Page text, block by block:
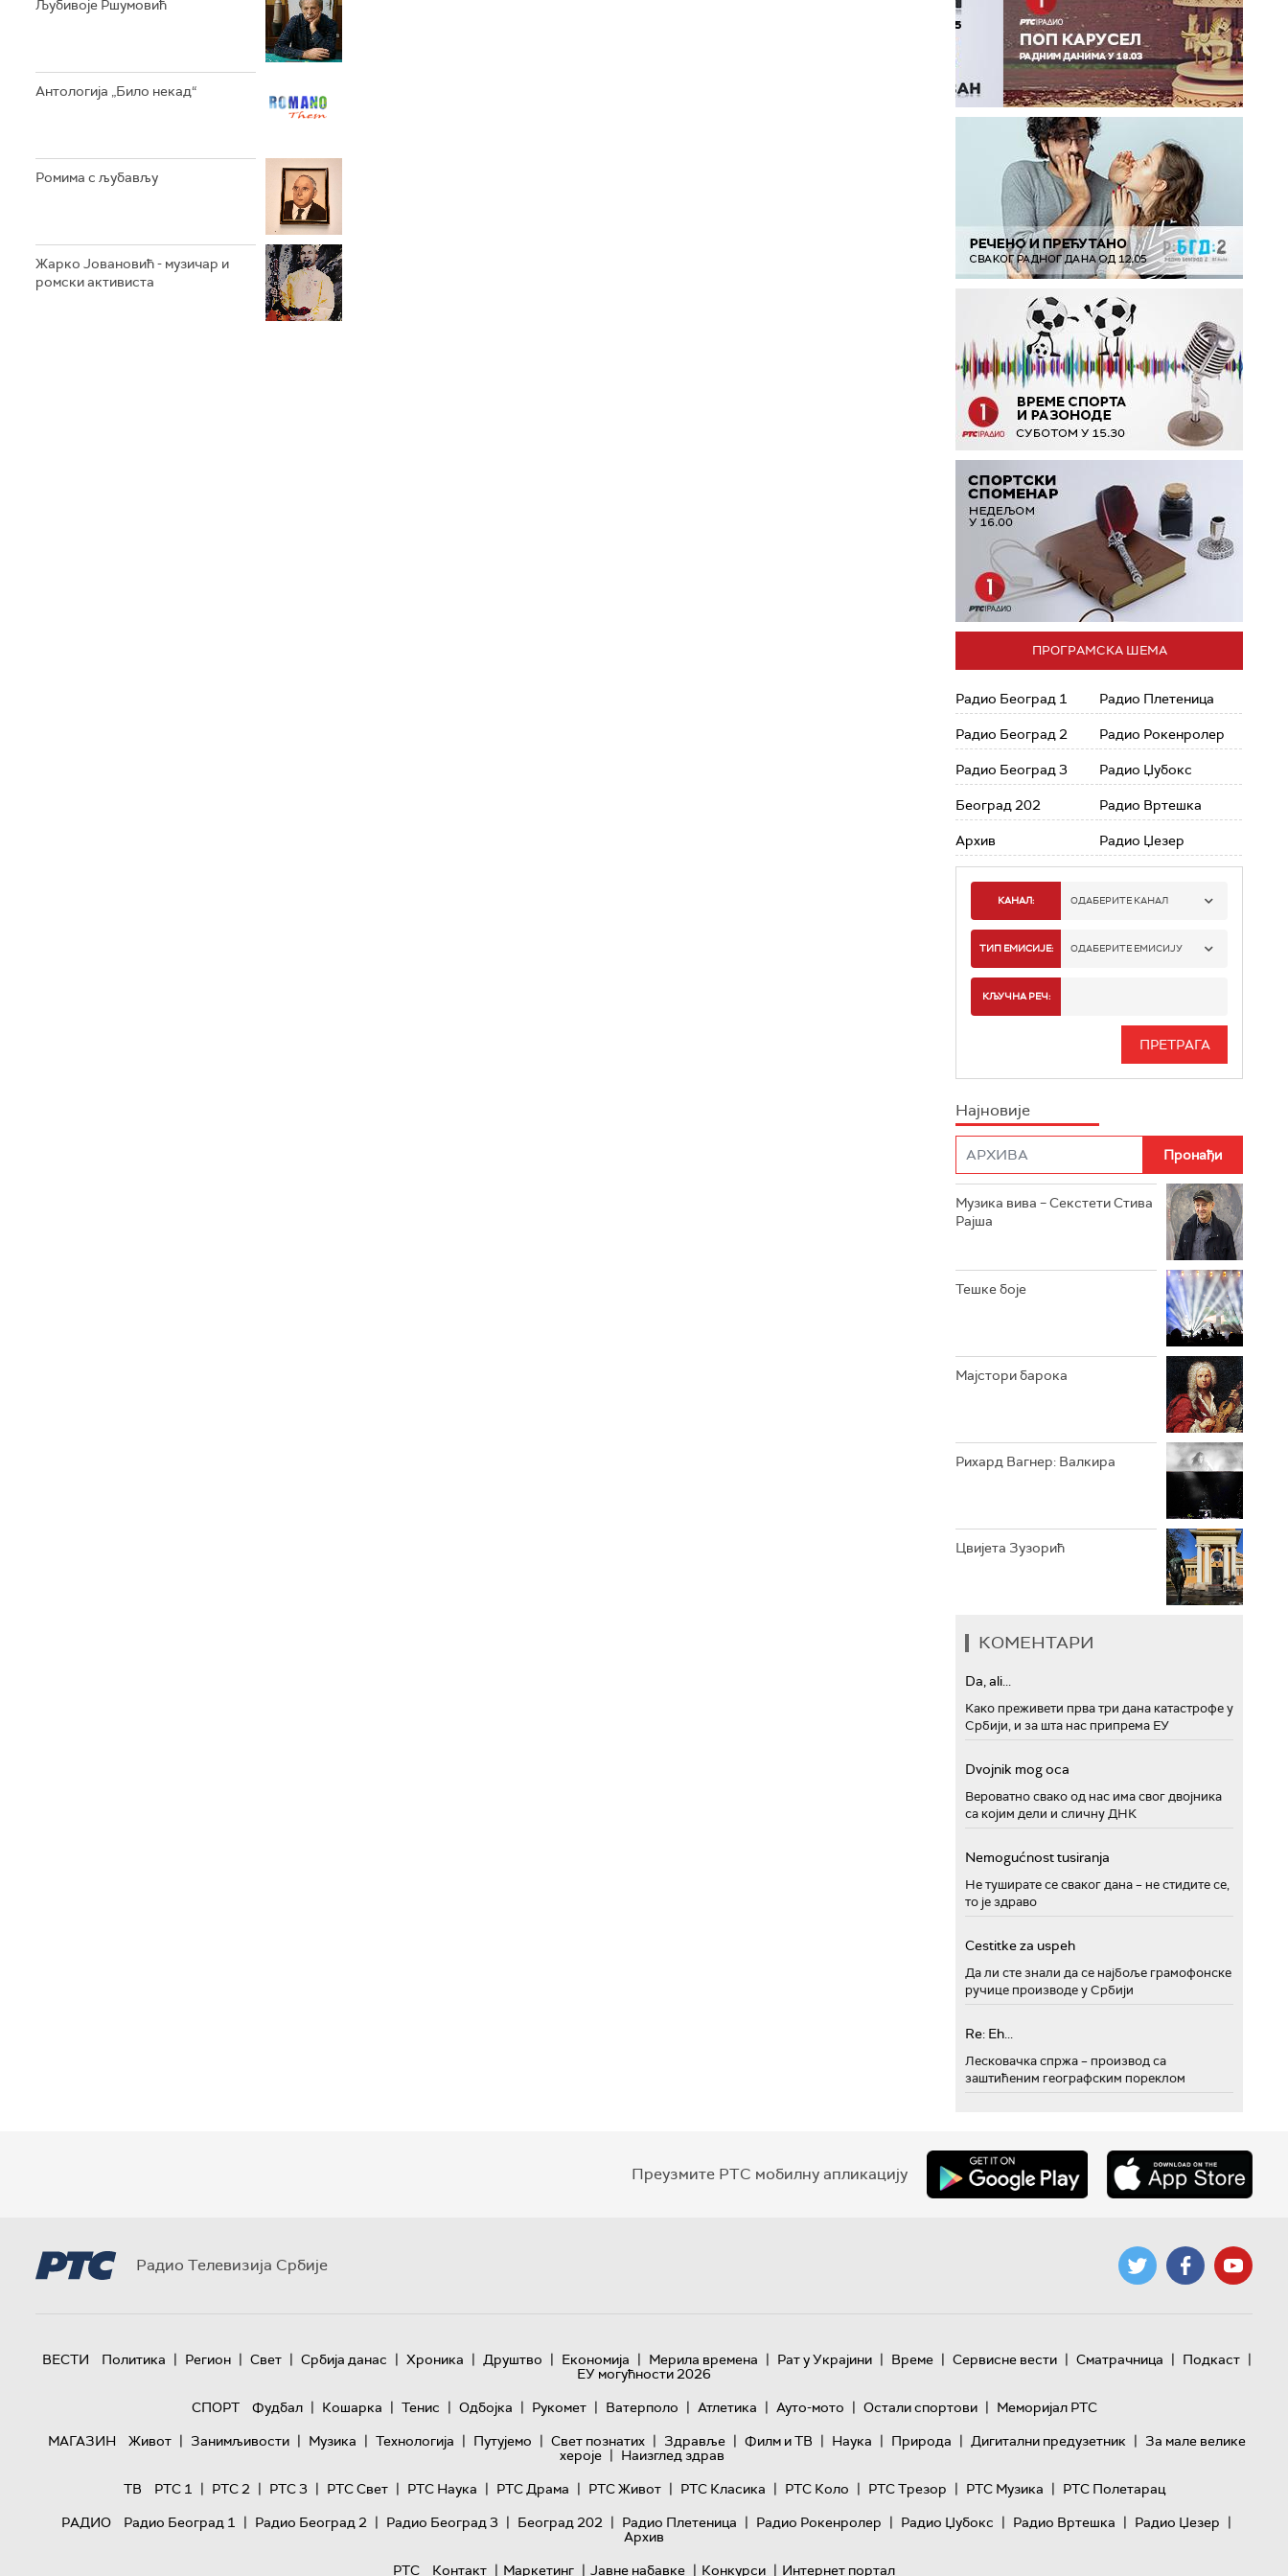
Љубивоје Ршумовић
Антологија „Било некад“
Ромима с љубављу
Жарко Јовановић - музичар и
ромски активиста
ПРОГРАМСКА ШЕМА
Радио Београд 1
Радио Београд 2
Радио Београд 3
Београд 202
Архив
Радио Плетеница
Радио Рокенролер
Радио Џубокс
Радио Вртешка
Радио Џезер
КАНАЛ: ОДАБЕРИТЕ КАНАЛ
РАДИО БЕОГРАД 1
РАДИО БЕОГРАД 3
РАДИО РОКЕНРОЛЕР
РАДИО ЏУБОКС
РАДИО ВРТЕШКА
РАДИО ЏЕЗЕР
ТИП ЕМИСИЈЕ: ОДАБЕРИТЕ ЕМИСИЈУ
ИНФО
КЉУЧНА РЕЧ:
Најновије
Музика вива – Секстети Стива
Рајша
Тешке боје
Мајстори барока
Рихард Вагнер: Валкира
Цвијета Зузорић
КОМЕНТАРИ
Da, ali...
Како преживети прва три дана катастрофе у
Србији, и за шта нас припрема ЕУ
Dvojnik mog oca
Вероватно свако од нас има свог двојника
са којим дели и сличну ДНК
Nemogućnost tusiranja
Не туширате се сваког дана – не стидите се,
то је здраво
Cestitke za uspeh
Да ли сте знали да се најбоље грамофонске
ручице производе у Србији
Re: Eh...
Лесковачка спржа – производ са
заштићеним географским пореклом
Преузмите РТС мобилну апликацију
Радио Телевизија Србије
ВЕСТИ Политика | Регион | Свет | Србија данас | Хроника | Друштво | Економија | Мерила времена | Рат у Украјини | Време | Сервисне вести | Сматрачница | Подкаст |
ЕУ могућности 2026
СПОРТ
Фудбал | Кошарка | Тенис | Одбојка | Рукомет | Ватерполо | Атлетика | Ауто-мото | Остали спортови | Меморијал РТС
МАГАЗИН
Живот | Занимљивости | Музика | Технологијa | Путујемо | Свет познатих | Здравље | Филм и ТВ | Наука | Природа | Дигитални предузетник | За мале велике
хероје | Наизглед здрав
ТВ
РТС 1 | РТС 2 | РТС 3 | РТС Свет | РТС Наука | РТС Драма | РТС Живот | РТС Класика | РТС Коло | РТС Трезор | РТС Музика | РТС Полетарац
РАДИО
Радио Београд 1 | Радио Београд 2 | Радио Београд 3 | Београд 202 | Радио Плетеница | Радио Рокенролер | Радио Џубокс | Радио Вртешка | Радио Џезер |
Архив
РТС
Контакт | Маркетинг | Јавне набавке | Конкурси | Интернет портал